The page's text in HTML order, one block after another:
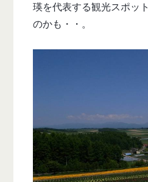
瑛を代表する観光スポッ
のかも・・。